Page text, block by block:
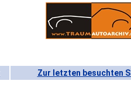
Zur letzten besuchten